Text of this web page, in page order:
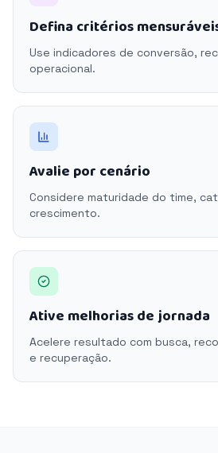
Defina critérios
Use indicadores de conversão,
operacional.
Avalie por cenário
Considere maturidade do time,
crescimento.
Ative melhorias de jornada
Acelere resultado com busca,
e recuperação.